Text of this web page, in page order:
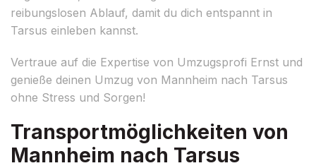
reibungslosen Ablauf, damit du dich entspannt in
Tarsus einleben kannst.
Vertraue auf die Expertise von Umzugsprofi Ernst und
genieße deinen Umzug von Mannheim nach Tarsus
ohne Stress und Sorgen!
Transportmöglichkeiten von
Mannheim nach Tarsus